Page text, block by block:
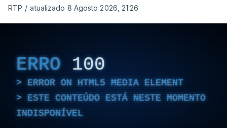
RTP / atualizado 8 Agosto 2026, 21:26
ERRO 100
ERROR ON HTML5 MEDIA ELEMENT
ESTE CONTEÚDO ESTÁ NESTE MOMENTO
INDISPONÍVEL